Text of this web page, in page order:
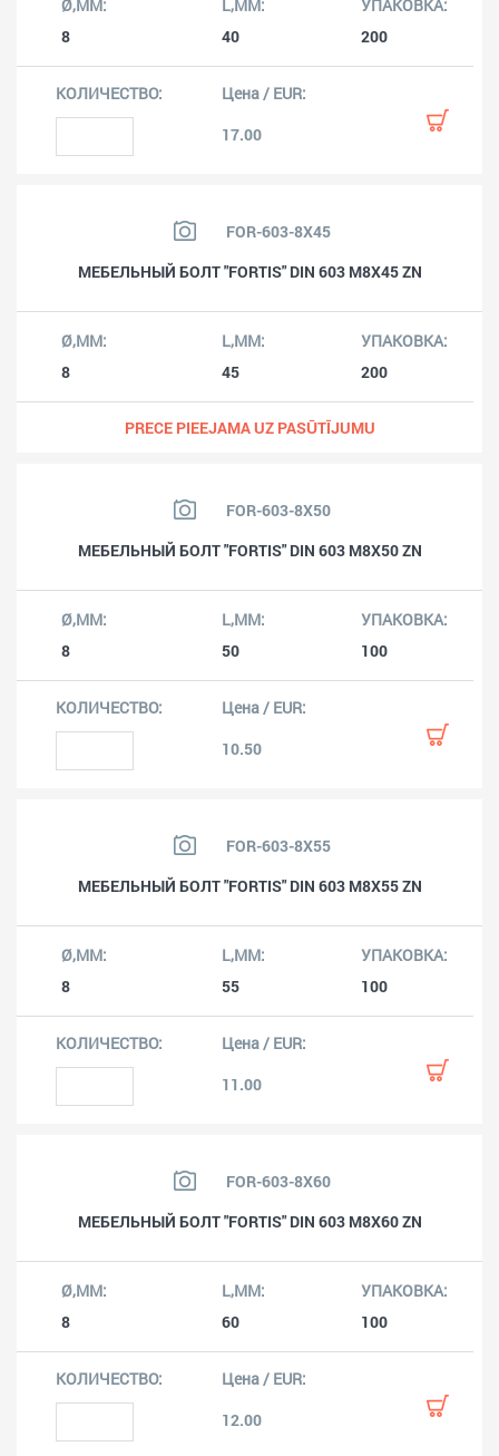
8 40 200
17.00
FOR-603-8X45
МЕБЕЛЬНЫЙ БОЛТ "FORTIS" DIN 603 M8X45 ZN
8 45 200
PRECE PIEEJAMA UZ PASŪTĪJUMU
FOR-603-8X50
МЕБЕЛЬНЫЙ БОЛТ "FORTIS" DIN 603 M8X50 ZN
8 50 100
10.50
FOR-603-8X55
МЕБЕЛЬНЫЙ БОЛТ "FORTIS" DIN 603 M8X55 ZN
8 55 100
11.00
FOR-603-8X60
МЕБЕЛЬНЫЙ БОЛТ "FORTIS" DIN 603 M8X60 ZN
8 60 100
12.00